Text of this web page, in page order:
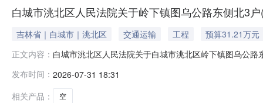
白城市洮北区人民法院关于岭下镇图乌公路东侧北3
吉林省｜白城市｜洮北区 交通运输 工程
预算31.21万元
正文内容： 白城市洮北区人民法院关于白城市洮北区岭下镇图乌公
面：https://sf.taobao.com/court_list.htm），现公告如下
发布时间： 2026-07-31 18:31
相关产品：
空